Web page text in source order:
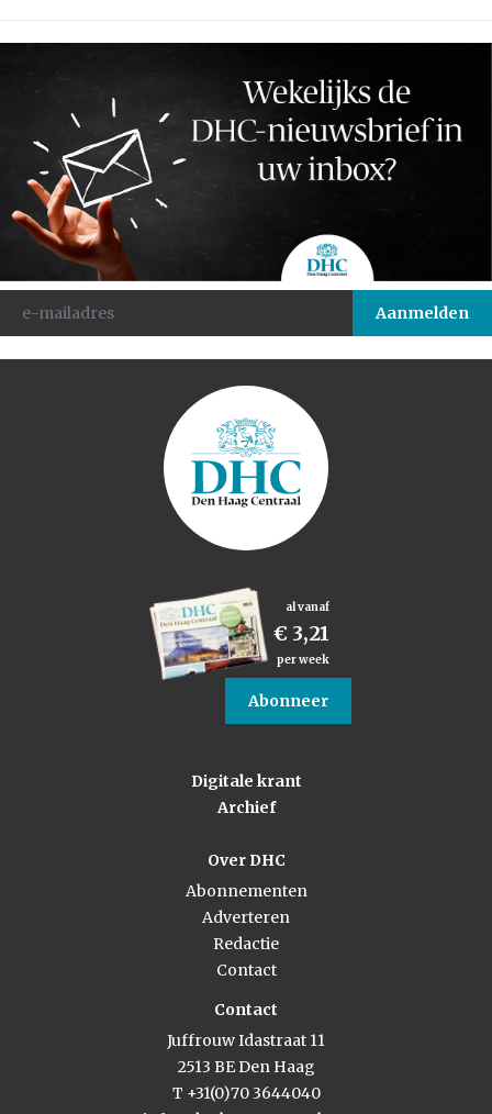
al vanaf
€ 3,21
per week
Abonneer
Digitale krant
Archief
Over DHC
Abonnementen
Adverteren
Redactie
Contact
Contact
Juffrouw Idastraat 11
2513 BE Den Haag
T +31(0)70 3644040